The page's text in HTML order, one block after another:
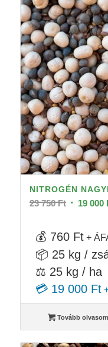
NITROGÉN
23 750Ft Original
23
750 Ft.
19 000
💰 760 Ft+
📦 25 kg /
⚖️ 25 kg / ha
💳 19 000 Ft
Tovább olvasom